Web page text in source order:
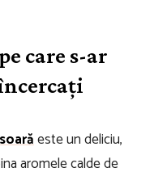
care s-ar
este un deliciu,
aromele calde de